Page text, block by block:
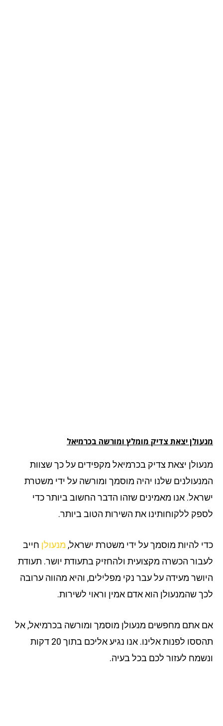
יצאת צדיק מומלץ ומורשה בכרמיאל
יצאת צדיק בכרמיאל מקפידים על כך שצוות
שלנו יהיה מוסמך ומורשה על ידי משטרת
אנו מאמינים שזהו הדבר החשוב ביותר כדי
ללקוחותינו את השירות הטוב ביותר.
להיות מוסמך על ידי משטרת ישראל,מנעולןחייב
הכשרה מקצועית ולהחזיק בתעודת יושר. תעודת
מעידה על עבר נקי מפלילים, והיא מהווה ערובה
שהמנעולן הוא אדם אמין וראוי לשירות.
אתם מחפשים מנעולן מוסמך ומורשה בכרמיאל, אל
תהססו לפנות אלינו. אנו נגיע אליכם בתוך 20 דקות
לעזור לכם בכל בעיה.